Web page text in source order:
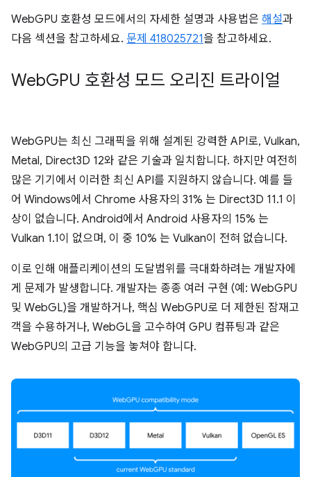
WebGPU 호환성 모드에서의 자세한 설명과 사용법은 해설과
다음 섹션을 참고하세요. 문제 418025721을 참고하세요.
WebGPU 호환성 모드 오리진 트라이얼
WebGPU는 최신 그래픽을 위해 설계된 강력한 API로, Vulkan,
Metal, Direct3D 12와 같은 기술과 일치합니다. 하지만 여전히
많은 기기에서 이러한 최신 API를 지원하지 않습니다. 예를 들
어 Windows에서 Chrome 사용자의 31% 는 Direct3D 11.1 이
상이 없습니다. Android에서 Android 사용자의 15% 는
Vulkan 1.1이 없으며, 이 중 10% 는 Vulkan이 전혀 없습니다.
이로 인해 애플리케이션의 도달범위를 극대화하려는 개발자에
게 문제가 발생합니다. 개발자는 종종 여러 구현 (예: WebGPU
및 WebGL)을 개발하거나, 핵심 WebGPU로 더 제한된 잠재고
객을 수용하거나, WebGL을 고수하여 GPU 컴퓨팅과 같은
WebGPU의 고급 기능을 놓쳐야 합니다.